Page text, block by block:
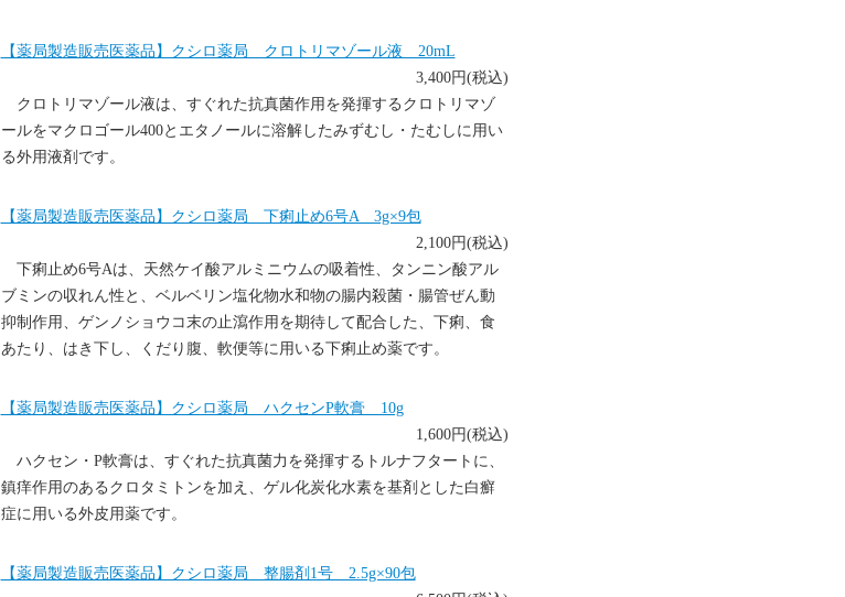
【薬局製造販売医薬品】クシロ薬局 クロトリマゾール液 20mL
3,400円(税込)
クロトリマゾール液は、すぐれた抗真菌作用を発揮するクロトリマゾ
ールをマクロゴール400とエタノールに溶解したみずむし・たむしに用い
る外用液剤です。
【薬局製造販売医薬品】クシロ薬局 下痢止め6号A 3g×9包
2,100円(税込)
下痢止め6号Aは、天然ケイ酸アルミニウムの吸着性、タンニン酸アル
ブミンの収れん性と、ベルベリン塩化物水和物の腸内殺菌・腸管ぜん動
抑制作用、ゲンノショウコ末の止瀉作用を期待して配合した、下痢、食
あたり、はき下し、くだり腹、軟便等に用いる下痢止め薬です。
【薬局製造販売医薬品】クシロ薬局 ハクセンP軟膏 10g
1,600円(税込)
ハクセン・P軟膏は、すぐれた抗真菌力を発揮するトルナフタートに、
鎮痒作用のあるクロタミトンを加え、ゲル化炭化水素を基剤とした白癬
症に用いる外皮用薬です。
【薬局製造販売医薬品】クシロ薬局 整腸剤1号 2.5g×90包